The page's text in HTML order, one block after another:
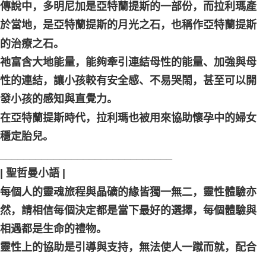
傳說中，多明尼加是亞特蘭提斯的一部份，而拉利瑪產
於當地，是亞特蘭提斯的月光之石，也稱作亞特蘭提斯
的治療之石。
祂富含大地能量，能夠牽引連結母性的能量、加強與母
性的連結，讓小孩較有安全感、不易哭鬧，甚至可以開
發小孩的感知與直覺力。
在亞特蘭提斯時代，拉利瑪也被用來協助懷孕中的婦女
穩定胎兒。
| 聖哲曼小語 |
每個人的靈魂旅程與晶礦的緣皆獨一無二，靈性體驗亦
然，請相信每個決定都是當下最好的選擇，每個體驗與
相遇都是生命的禮物。
靈性上的協助是引導與支持，無法使人一蹴而就，配合